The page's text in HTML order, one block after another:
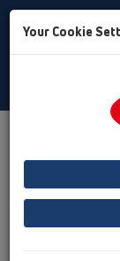
13 Трапы
Your Cookie